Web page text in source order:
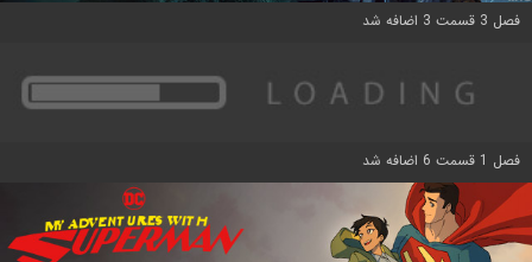
فصل 3 قسمت 3 اضافه شد
فصل 1 قسمت 6 اضافه شد